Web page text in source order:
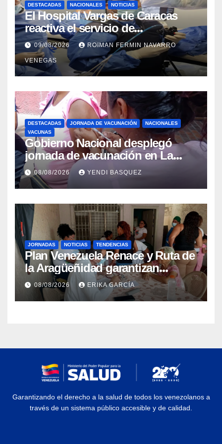
DESTACADAS NACIONALES NOTICIAS
El Hospital Vargas de Caracas
reactiva el servicio de
Colangiopancreatografía
Retrógrada Endoscópica para
beneficiar a cientos de pacientes
09/08/2026 ROIMAN FERMIN NAVARRO
VENEGAS
DESTACADAS JORNADA DE VACUNACIÓN
NACIONALES
VACUNAS
Gobierno Nacional desplegó
jornada de vacunación en La
Guaira para garantizar protección
epidemiológica
08/08/2026 YENDI BASQUEZ
JORNADAS NOTICIAS TENDENCIAS
Plan Venezuela Renace y Ruta de
la Aragüeñidad garantizan
atención médica integral en
Aragua
08/08/2026 ERIKA GARCÍA
Garantizando el derecho a la salud de todos los venezolanos a
través de un sistema público accesible y de calidad.